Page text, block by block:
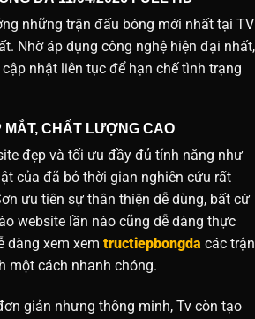
những trận đấu bóng mới nhất tại TV
Nhờ áp dụng công nghệ hiện đại nhất,
nhật liên tục để hạn chế tình trạng
MẮT, CHẤT LƯỢNG CAO
đẹp và tối ưu đầy đủ tính năng như
của đã bỏ thời gian nghiên cứu rất
ưu tiên sự thân thiện dễ dùng, bất cứ
website lần nào cũng dễ dàng thực
dàng xem xem tructiepbongda các trận
một cách nhanh chóng.
giản nhưng thông minh, Tv còn tạo